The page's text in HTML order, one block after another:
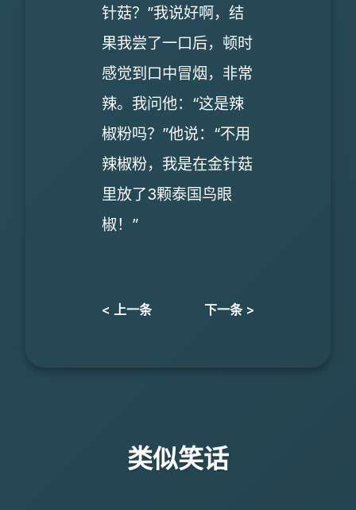
针菇？”我说好啊，结
果我尝了一口后，顿时
感觉到口中冒烟，非常
辣。我问他：“这是辣
椒粉吗？”他说：“不用
辣椒粉，我是在金针菇
里放了3颗泰国鸟眼
椒！”
< 上一条 下一条 >
类似笑话